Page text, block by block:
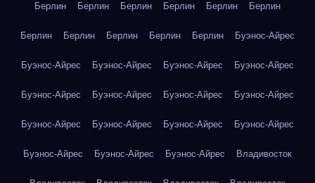
Берлин Берлин Берлин Берлин Берлин Берлин
Берлин Берлин Берлин Берлин Берлин Буэнос-Айрес
Буэнос-Айрес Буэнос-Айрес Буэнос-Айрес Буэнос-Айрес
Буэнос-Айрес Буэнос-Айрес Буэнос-Айрес Буэнос-Айрес
Буэнос-Айрес Буэнос-Айрес Буэнос-Айрес Буэнос-Айрес
Буэнос-Айрес Буэнос-Айрес Буэнос-Айрес Владивосток